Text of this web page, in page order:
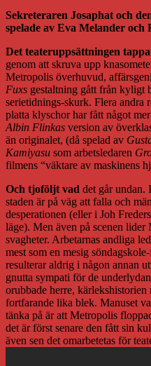
Sekreteraren Josaphat och
spelade av Eva Melander
Det teateruppsättningen
genom att skruva upp
Metropolis överhuvud,
Fuxs gestaltning gått från kyligt
serietidnings-skurk. Flera andra
platta klyschor har fått något
Albin Flinkas version av
än originalet, (då spelad av
Kamiyasu som arbetsledaren
filmens “väktare av maskinens
Och tjoföljt vad det går undan.
staden är på väg att falla och
desperationen (eller i Joh
läge). Men även på scenen
svagheter. Arbetarnas andliga
mest som en mesig
resulterar aldrig i någon annan
gnutta sympati för de
orubbade herre,
fortfarande lika blek. Manuset
tänka på är att Metropolis
det är först senare den fått sin
även sen det omarbetetas för